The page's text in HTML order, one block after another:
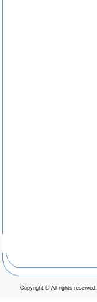
Copyright © All rights reserved.